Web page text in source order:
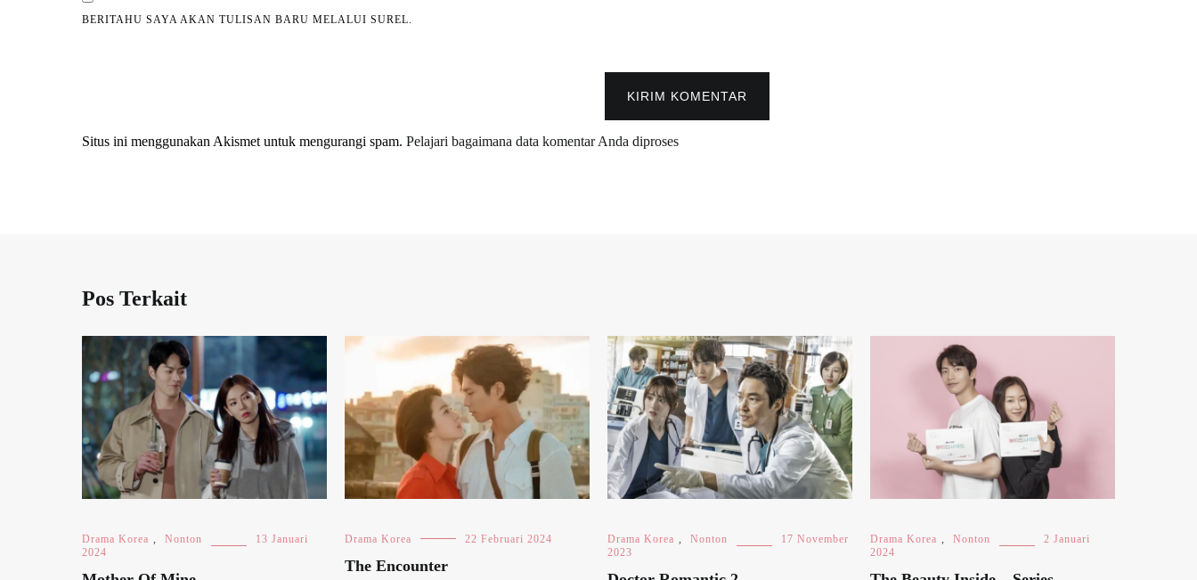
BERITAHU SAYA AKAN TULISAN BARU MELALUI SUREL.
KIRIM KOMENTAR
Situs ini menggunakan Akismet untuk mengurangi spam. Pelajari bagaimana data komentar Anda diproses
Pos Terkait
Drama Korea , Nonton
13 Januari
2024
Drama Korea 22 Februari 2024
The Encounter
Drama Korea , Nonton
17 November
2023
Drama Korea , Nonton
2 Januari
2024